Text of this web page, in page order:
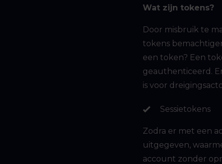
Wat zijn tokens?
Door misbruik te
tokens
een token? Een
geauthenticeerd.
is voor
Sessietokens
Zodra er met een
uitgegeven,
account zonder